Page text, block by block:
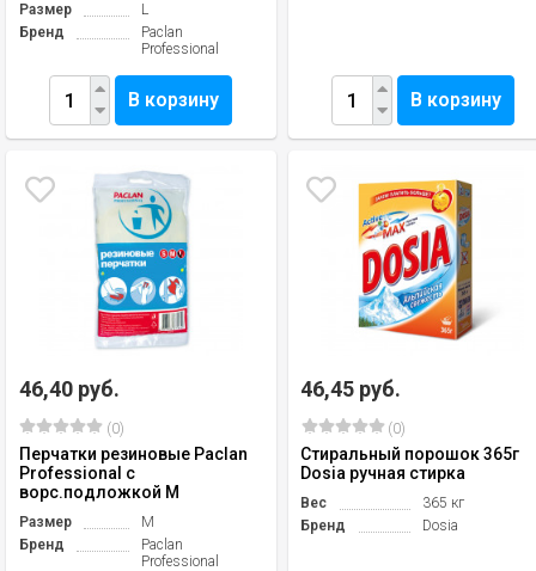
Размер
L
Бренд
Paclan
Professional
В корзину В корзину
46,40 руб.
(0)
Перчатки резиновые Paclan
Professional с
ворс.подложкой M
Размер
M
Бренд
Paclan
Professional
46,45 руб.
(0)
Стиральный порошок 365г
Dosia ручная стирка
Вес
365 кг
Бренд
Dosia